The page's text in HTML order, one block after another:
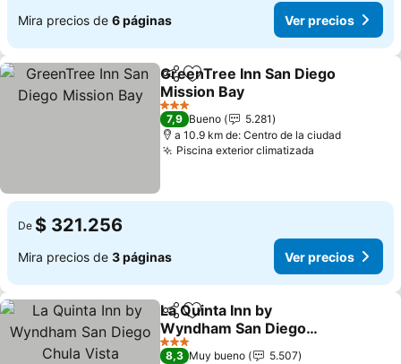
Mira precios de 6 páginas Ver precios
CompartirAgregar a favoritos
GreenTree Inn San Diego
Mission Bay
Ver precios
3 Estrellas
7,9 Bueno
5.281
a 10.9 km de: Centro de la ciudad
Piscina exterior climatizada
De $ 321.256
Mira precios de 3 páginas Ver precios
CompartirAgregar a favoritos
La Quinta Inn by
Wyndham San Diego
Chula Vista
Ver precios
3 Estrellas
8,3 Muy bueno
5.507